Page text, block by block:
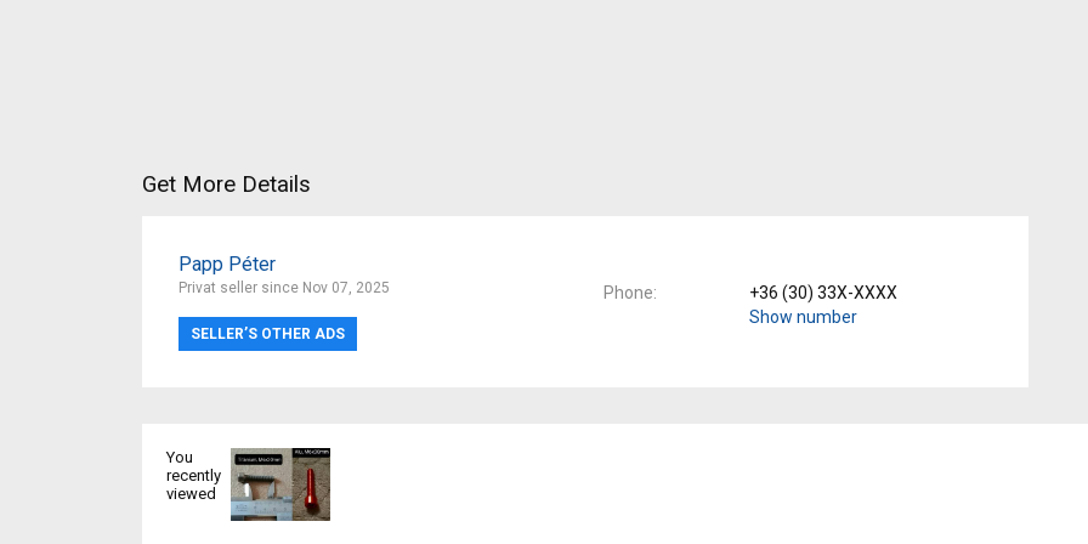
Get More Details
Papp Péter
Privat seller since Nov 07, 2025
SELLER’S OTHER ADS
Phone
+36 (30) 33X-XXXX
Show number
You
recently
viewed